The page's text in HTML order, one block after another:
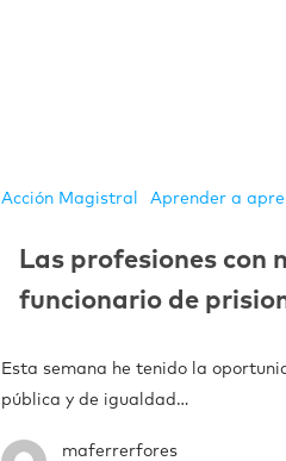
Acción Magistral Aprender a
Las profesiones con
funcionario de
Esta semana he tenido la
pública y de igualdad…
maferrerfores